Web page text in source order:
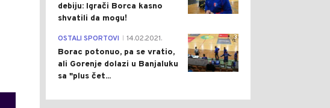
debiju: Igrači Borca kasno
shvatili da mogu!
3
OSTALI SPORTOVI 14.02.2021.
Borac potonuo, pa se vratio,
ali Gorenje dolazi u Banjaluku
sa "plus čet...